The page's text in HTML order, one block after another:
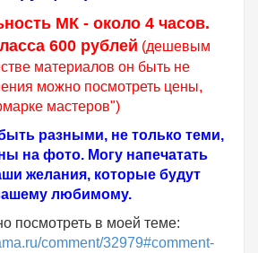
МК - около 4 часов.
600 рублей (дешевым
материалов он быть не
можно посмотреть цены,
мастеров")
разными, не только теми,
на фото. Могу напечатать
желания, которые будут
любимому.
посмотреть в моей теме:
comment/32979#comment-